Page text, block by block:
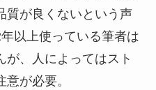
質が良くないという声
以上使っている筆者は
が、人によってはスト
が必要。